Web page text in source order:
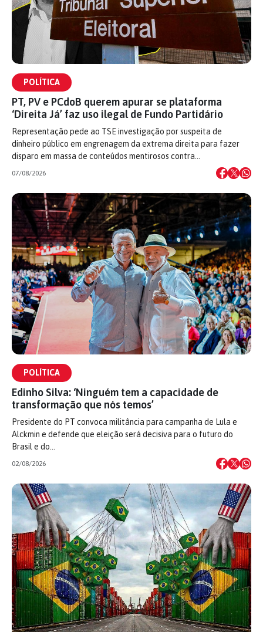
POLÍTICA
PT, PV e PCdoB querem apurar se plataforma
‘Direita Já’ faz uso ilegal de Fundo Partidário
Representação pede ao TSE investigação por suspeita de
dinheiro público em engrenagem da extrema direita para fazer
disparo em massa de conteúdos mentirosos contra…
07/08/2026
POLÍTICA
Edinho Silva: ‘Ninguém tem a capacidade de
transformação que nós temos’
Presidente do PT convoca militância para campanha de Lula e
Alckmin e defende que eleição será decisiva para o futuro do
Brasil e do…
02/08/2026